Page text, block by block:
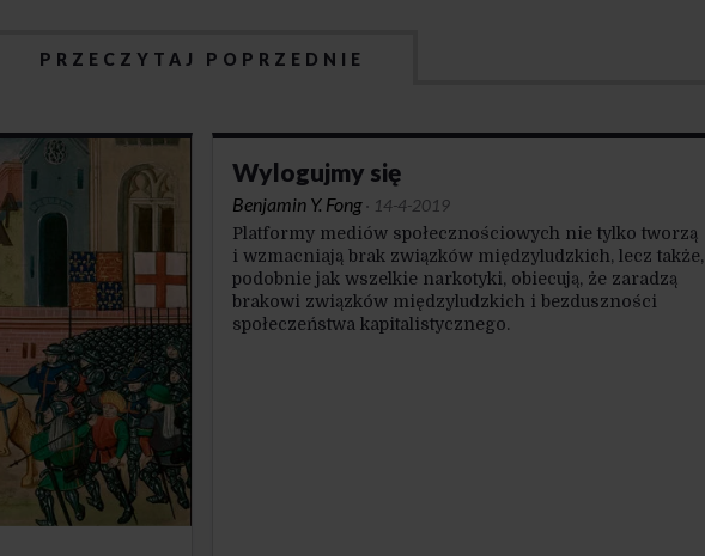
PRZECZYTAJ POPRZEDNIE
Wylogujmy się
Benjamin Y. Fong· 14-4-2019
Platformy mediów społecznościowych nie tylko tworzą
i wzmacniają brak związków międzyludzkich, lecz także,
podobnie jak wszelkie narkotyki, obiecują, że zaradzą
brakowi związków międzyludzkich i bezduszności
społeczeństwa kapitalistycznego.